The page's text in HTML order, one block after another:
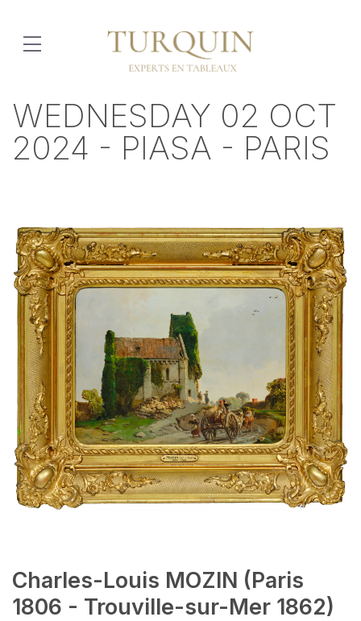
WEDNESDAY 02 OCT
2024 - PIASA - PARIS
Charles-Louis MOZIN (Paris
1806 - Trouville-sur-Mer 1862)